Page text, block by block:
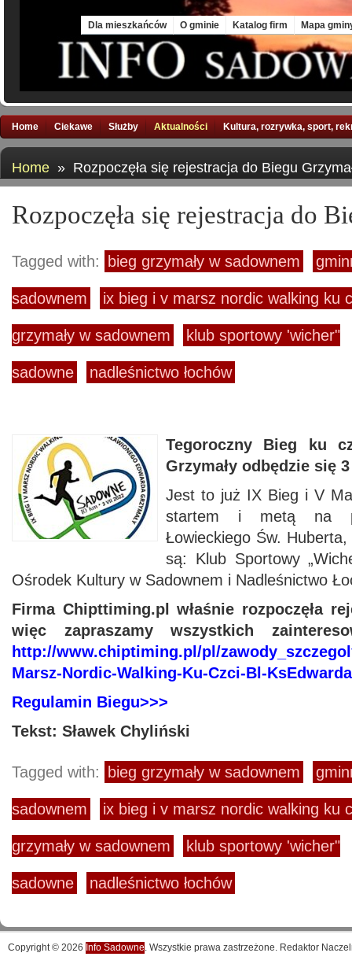
Dla mieszkańców O gminie Katalog firm Mapa
Home Ciekawe Służby Aktualności Kultura, rozrywka, sport,
Home » Rozpoczęła się rejestracja do Biegu
Rozpoczęła się rejestracja do
Tagged with: bieg grzymały w sadownem
sadownem ix bieg i v marsz nordic walking ku
grzymały w sadownem klub sportowy 'wicher"
sadowne nadleśnictwo łochów
Tegoroczny Bieg ku
Grzymały odbędzie się
Jest to już IX Bieg i V
startem i metą na
Łowieckiego Św.
są: Klub Sportowy
Ośrodek Kultury w Sadownem i Nadleśnictwo
Firma Chipttiming.pl właśnie rozpoczęła
więc zapraszamy wszystkich
http://www.chiptiming.pl/pl/
Marsz-Nordic-Walking-Ku-Czci-Bl-
Regulamin Biegu>>>
Tekst: Sławek Chyliński
Tagged with: bieg grzymały w sadownem
sadownem ix bieg i v marsz nordic walking ku
grzymały w sadownem klub sportowy 'wicher"
sadowne nadleśnictwo łochów
Copyright © 2026 Info Sadowne. Wszystkie prawa zastrzeżone. Redaktor